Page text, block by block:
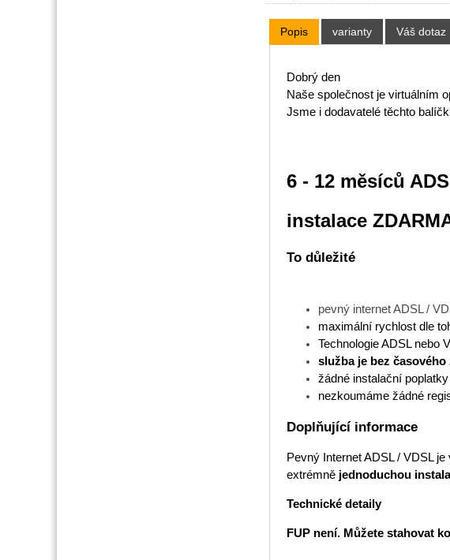
Popis varianty Váš dotaz
Dobrý den
Naše společnost je virtuálním
Jsme i dodavatelé těchto
6 - 12 měsíců
instalace
To důležité
pevný internet ADSL /
maximální rychlost dle
Technologie ADSL nebo
služba je bez časového
žádné instalační
nezkoumáme žádné
Doplňující informace
Pevný Internet ADSL / VDSL
extrémně jednoduchou
Technické detaily
FUP není. Můžete stahovat